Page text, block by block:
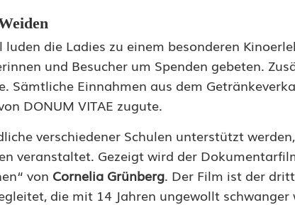
die Ladies zu einem besonderen
und Besucher um Spenden gebeten.
Sämtliche Einnahmen aus dem
DONUM VITAE zugute.
verschiedener Schulen unterstützt
veranstaltet. Gezeigt wird der
von Cornelia Grünberg. Der Film ist der
die mit 14 Jahren ungewollt schwanger